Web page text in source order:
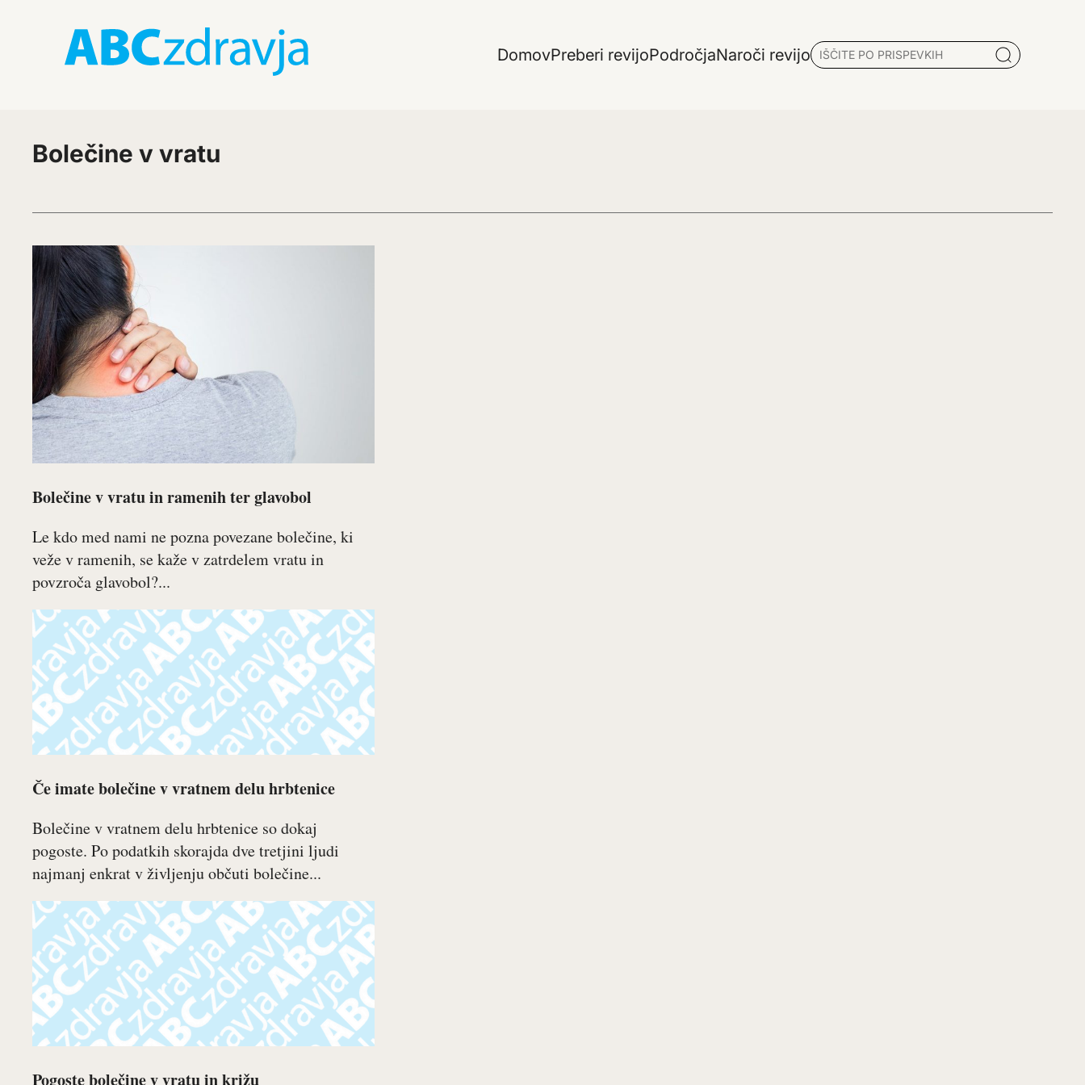
DomovPreberi revijoPodročjaNaroči revijo
Bolečine v vratu
Bolečine v vratu in ramenih ter glavobol
Le kdo med nami ne pozna povezane bolečine, ki
veže v ramenih, se kaže v zatrdelem vratu in
povzroča glavobol?...
Če imate bolečine v vratnem delu hrbtenice
Bolečine v vratnem delu hrbtenice so dokaj
pogoste. Po podatkih skorajda dve tretjini ljudi
najmanj enkrat v življenju občuti bolečine...
Pogoste bolečine v vratu in križu